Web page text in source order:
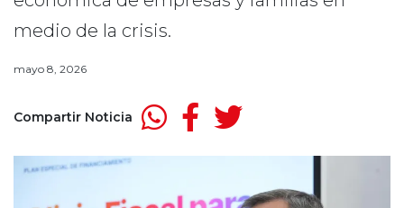
medio de la crisis.
mayo 8, 2026
Compartir Noticia